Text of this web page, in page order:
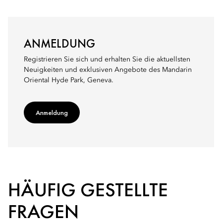
ANMELDUNG
Registrieren Sie sich und erhalten Sie die aktuellsten
Neuigkeiten und exklusiven Angebote des Mandarin
Oriental Hyde Park, Geneva.
Anmeldung
HÄUFIG GESTELLTE
FRAGEN